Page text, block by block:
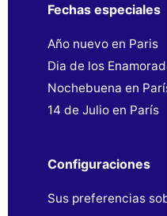
Fechas especiales
Año nuevo en Paris
Dia de los
Nochebuena en
14 de Julio en París
Configuraciones
Sus preferencias